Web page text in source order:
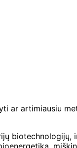
ar artimiausiu
biotechnologijų,